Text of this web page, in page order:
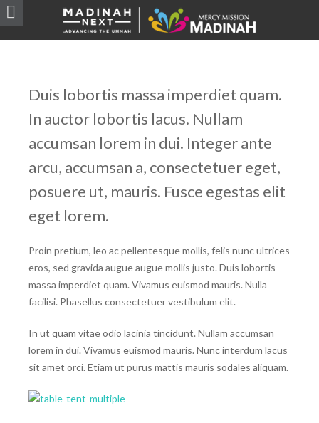
PELLENTESQUE
MORBI
Duis lobortis massa imperdiet quam.
In auctor lobortis lacus. Nullam
accumsan lorem in dui. Integer ante
arcu, accumsan a, consectetuer eget,
posuere ut, mauris. Fusce egestas elit
eget lorem.
Proin pretium, leo ac pellentesque mollis, felis nunc ultrices
eros, sed gravida augue augue mollis justo. Duis lobortis
massa imperdiet quam. Vivamus euismod mauris. Nulla
facilisi. Phasellus consectetuer vestibulum elit.
In ut quam vitae odio lacinia tincidunt. Nullam accumsan
lorem in dui. Vivamus euismod mauris. Nunc interdum lacus
sit amet orci. Etiam ut purus mattis mauris sodales aliquam.